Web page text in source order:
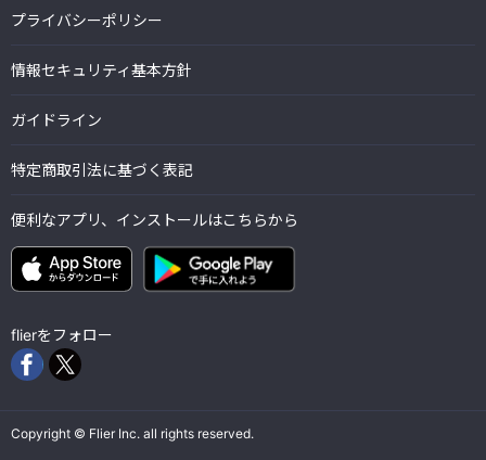
プライバシーポリシー
情報セキュリティ基本方針
ガイドライン
特定商取引法に基づく表記
便利なアプリ、インストールはこちらから
flierをフォロー
Copyright © Flier Inc. all rights reserved.